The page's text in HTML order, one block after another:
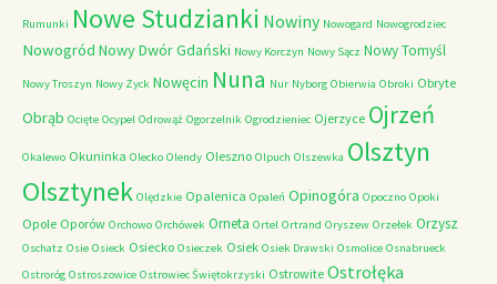
Rumunki Nowe Studzianki Nowiny Nowogard Nowogrodziec
Nowogród Nowy Dwór Gdański Nowy Korczyn Nowy Sącz Nowy Tomyśl
Nowy Troszyn Nowy Zyck Nowęcin Nuna Nur Nyborg Obierwia Obroki Obryte
Obrąb Ocięte Ocypel Odrowąż Ogorzelnik Ogrodzieniec Ojerzyce Ojrzeń
Okalewo Okuninka Olecko Olendy Oleszno Olpuch Olszewka Olsztyn
Olsztynek Olędzkie Opalenica Opaleń Opinogóra Opoczno Opoki
Opole Oporów Orchowo Orchówek Orneta Ortel Ortrand Oryszew Orzełek Orzysz
Oschatz Osie Osieck Osiecko Osieczek Osiek Osiek Drawski Osmolice Osnabrueck
Ostroróg Ostroszowice Ostrowiec Świętokrzyski Ostrowite Ostrołęka